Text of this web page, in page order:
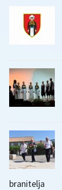
branitelja